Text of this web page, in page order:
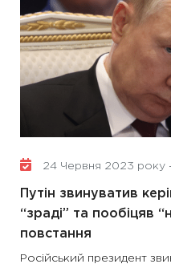
24 Червня 2023 року -
Путін звинуватив
“зраді” та пообіцяв
повстання
Російський президент